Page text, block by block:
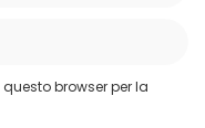
browser per la